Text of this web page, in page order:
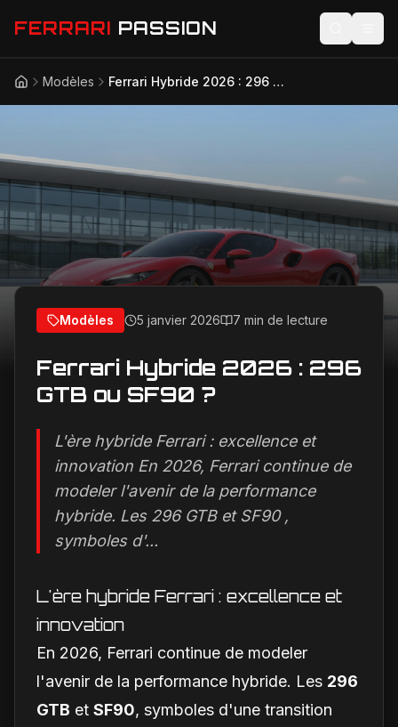
FERRARI PASSION
Actualités
Compétition
Technologie
AccueilModèles Ferrari Hybride 2026 : 296 GTB ou SF90 ?
Modèles 5 janvier 2026 7 min de lecture
Ferrari Hybride 2026 : 296
GTB ou SF90 ?
L'ère hybride Ferrari : excellence et
innovation En 2026, Ferrari continue de
modeler l'avenir de la performance
hybride. Les 296 GTB et SF90 ,
symboles d'...
L'ère hybride Ferrari : excellence et
innovation
En 2026, Ferrari continue de modeler
l'avenir de la performance hybride. Les 296
GTB et SF90, symboles d'une transition